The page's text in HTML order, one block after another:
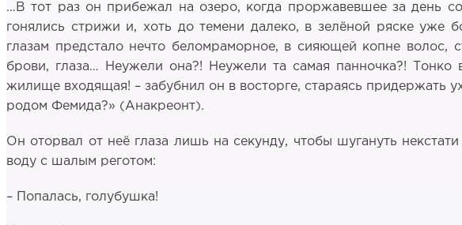
…В тот раз он прибежал на озеро, когда проржавевшее за день
гонялись стрижи и, хоть до темени далеко, в зелёной ряске уже
глазам предстало нечто беломраморное, в сияющей копне волос,
брови, глаза… Неужели она?! Неужели та самая панночка?!
жилище входящая! – забубнил он в восторге, стараясь придержать
родом Фемида?» (Анакреонт).
Он оторвал от неё глаза лишь на секунду, чтобы шугануть
воду с шалым реготом:
– Попалась, голубушка!